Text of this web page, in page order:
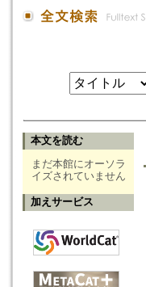
本文を読む
まだ本館にオーソラ
イズされていません
加えサービス